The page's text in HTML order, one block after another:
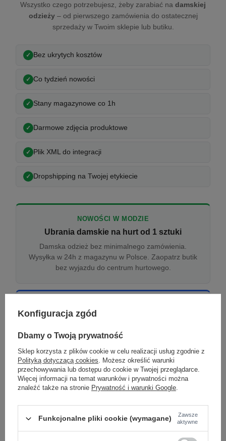
Wszystko czego potrzebujesz, żeby zarabiać na damskiej
odzieży– od pierwszego zamówienia do ostatecznej
sprzedaży w Twoim sklepie lub butiku.
Bez ukrytych kosztów
Co tydzień nowości
Stany magazynowe co 1h
Darmowe zdjęcia produktowe
Plik XML do integracji
Dropshipping na Twojej etykiecie
NOWOŚCI W MODZIE
Ubrania damskie na hurt od 1 sztuki
Damska odzież bez minimalnego zamówienia.
Wysyłka w 24h z magazynu w Polsce. Zaopatrz butik
bez wyjazdu do centrum hurtowego.
Odzież damska hurtowo online
Internetowa hurtownia damska z plikiem XML/CSV.
Aktualizacja stanów co godzinę.
DROPSHIPPING
Damskie ubrania w dropshippingu
Hurt odzieży damskiej z wysyłką na etykiecie Twojego
sklepu w całej UE. Zero magazynu, zero
Konfiguracja zgód
Dbamy o Twoją prywatność
Sklep korzysta z plików cookie w celu realizacji usług zgodnie z
Polityką dotyczącą cookies. Możesz określić warunki
przechowywania lub dostępu do cookie w Twojej przeglądarce.
Więcej informacji na temat warunków i prywatności można
znaleźć także na stronie Prywatność i warunki Google.
Funkcjonalne pliki cookie (wymagane)
Zawsze
aktywne